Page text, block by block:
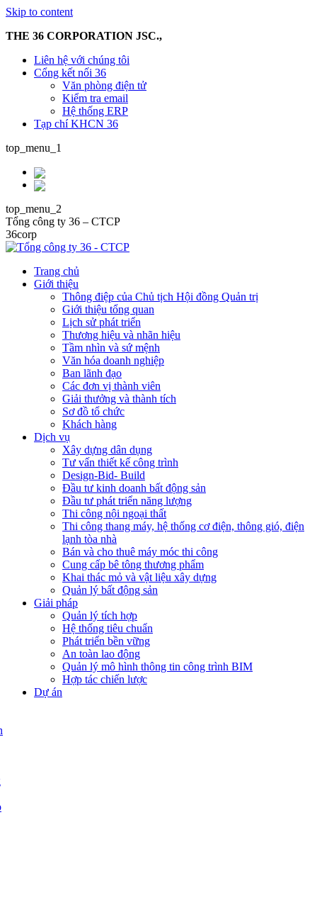
Skip to content
THE 36 CORPORATION JSC.,
Liên hệ với chúng tôi
Cổng kết nối 36
Văn phòng điện tử
Kiểm tra email
Hệ thống ERP
Tạp chí KHCN 36
top_menu_1
top_menu_2
Tổng công ty 36 – CTCP
36corp
Trang chủ
Giới thiệu
Thông điệp của Chủ tịch Hội đồng Quản trị
Giới thiệu tổng quan
Lịch sử phát triển
Thương hiệu và nhãn hiệu
Tầm nhìn và sứ mệnh
Văn hóa doanh nghiệp
Ban lãnh đạo
Các đơn vị thành viên
Giải thưởng và thành tích
Sơ đồ tổ chức
Khách hàng
Dịch vụ
Xây dựng dân dụng
Tư vấn thiết kế công trình
Design-Bid- Build
Đầu tư kinh doanh bất động sản
Đầu tư phát triển năng lượng
Thi công nội ngoại thất
Thi công thang máy, hệ thống cơ điện, thông gió, điện
lạnh tòa nhà
Bán và cho thuê máy móc thi công
Cung cấp bê tông thương phẩm
Khai thác mỏ và vật liệu xây dựng
Quản lý bất động sản
Giải pháp
Quản lý tích hợp
Hệ thống tiêu chuẩn
Phát triển bền vững
An toàn lao động
Quản lý mô hình thông tin công trình BIM
Hợp tác chiến lược
Dự án